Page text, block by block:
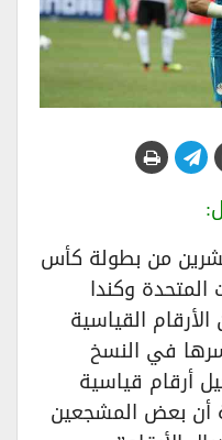
من بطولة كأس
وكندا
القياسية
في النسخ
أرقام قياسية
أن بعض المشجعين